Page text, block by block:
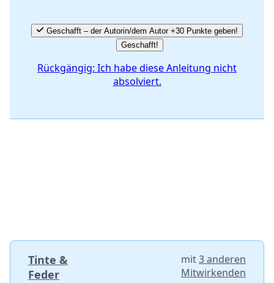
Geschafft – der Autorin/dem Autor +30 Punkte geben!
Geschafft!
Rückgängig: Ich habe diese Anleitung nicht
absolviert.
Tinte &
Feder
mit3 anderen
Mitwirkenden